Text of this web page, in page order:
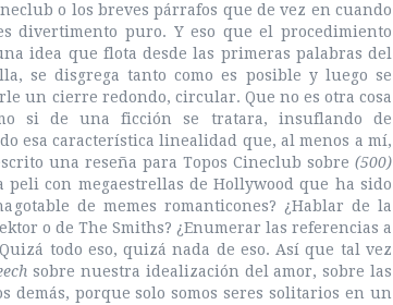
o los breves párrafos que de vez en cuando
divertimento puro. Y eso que el procedimiento
idea que flota desde las primeras palabras del
se disgrega tanto como es posible y luego se
un cierre redondo, circular. Que no es otra cosa
si de una ficción se tratara, insuflando de
esa característica linealidad que, al menos a mí,
una reseña para Topos Cineclub sobre (500)
peli con megaestrellas de Hollywood que ha sido
de memes romanticones? ¿Hablar de la
o de The Smiths? ¿Enumerar las referencias a
todo eso, quizá nada de eso. Así que tal vez
sobre nuestra idealización del amor, sobre las
demás, porque solo somos seres solitarios en un